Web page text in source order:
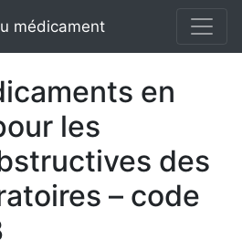
médicament
en
les
des
– code